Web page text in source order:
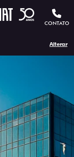
CONTATO
Alterar